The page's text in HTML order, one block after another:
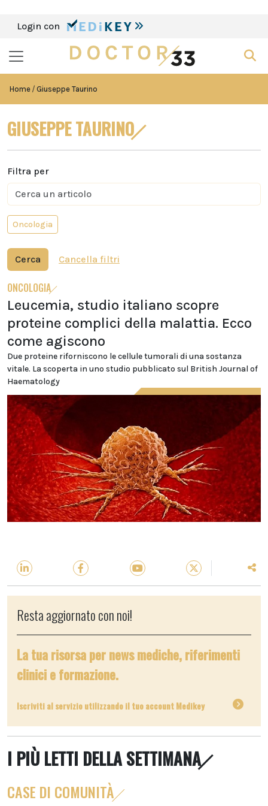
Login con
Home Giuseppe Taurino
GIUSEPPE TAURINO
Filtra per
Oncologia
Cerca Cancella filtri
ONCOLOGIA
Leucemia, studio italiano scopre
proteine complici della malattia. Ecco
come agiscono
Due proteine riforniscono le cellule tumorali di una sostanza
vitale. La scoperta in uno studio pubblicato sul British Journal of
Haematology
Resta aggiornato con noi!
La tua risorsa per news mediche, riferimenti
clinici e formazione.
Iscriviti al servizio utilizzando il tuo account Medikey
I PIÙ LETTI DELLA SETTIMANA
CASE DI COMUNITÀ